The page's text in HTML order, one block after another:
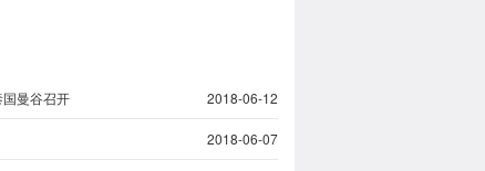
2018-06-12
曼谷召开
2018-06-07